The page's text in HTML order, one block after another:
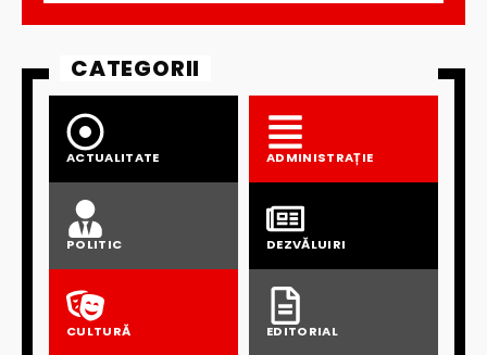
CATEGORII
ACTUALITATE ADMINISTRAȚIE
POLITIC DEZVĂLUIRI
CULTURĂ EDITORIAL